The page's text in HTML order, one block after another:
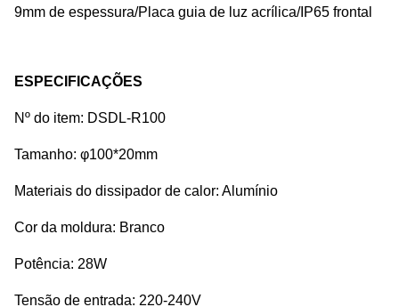
9mm de espessura/Placa guia de luz acrílica/IP65 frontal
ESPECIFICAÇÕES
Nº do item: DSDL-R100
Tamanho: φ100*20mm
Materiais do dissipador de calor: Alumínio
Cor da moldura: Branco
Potência: 28W
Tensão de entrada: 220-240V